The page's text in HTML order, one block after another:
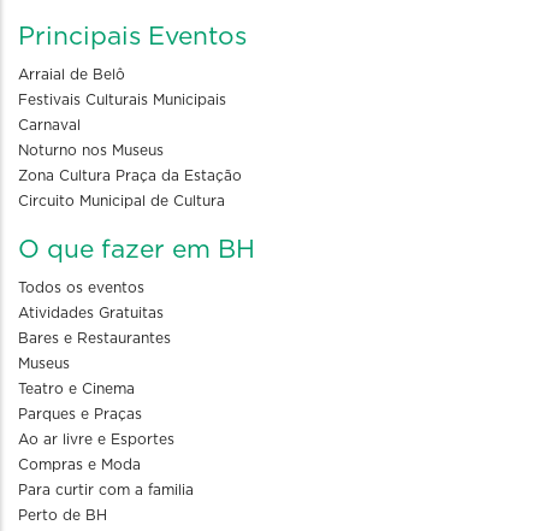
Principais Eventos
Arraial de Belô
Festivais Culturais Municipais
Carnaval
Noturno nos Museus
Zona Cultura Praça da Estação
Circuito Municipal de Cultura
O que fazer em BH
Todos os eventos
Atividades Gratuitas
Bares e Restaurantes
Museus
Teatro e Cinema
Parques e Praças
Ao ar livre e Esportes
Compras e Moda
Para curtir com a familia
Perto de BH